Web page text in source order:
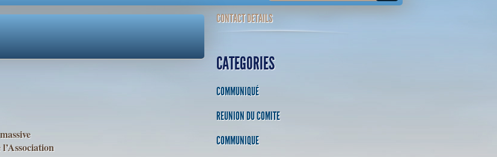
CONTACT DETAILS
CATEGORIES
COMMUNIQUÉ
REUNION DU COMITE
COMMUNIQUE